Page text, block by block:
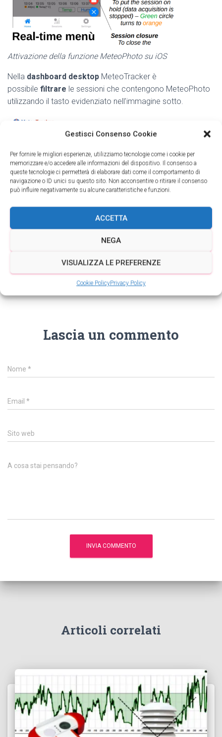
Gestisci Consenso Cookie
Per fornire le migliori esperienze, utilizziamo tecnologie come i cookie per
memorizzare e/o accedere alle informazioni del dispositivo. Il consenso a
queste tecnologie ci permetterà di elaborare dati come il comportamento di
navigazione o ID unici su questo sito. Non acconsentire o ritirare il consenso
può influire negativamente su alcune caratteristiche e funzioni.
ACCETTA
NEGA
VISUALIZZA LE PREFERENZE
Cookie PolicyPrivacy Policy
Attivazione della funzione MeteoPhoto su iOS
Nella dashboard desktop MeteoTracker è
possibile filtrare le sessioni che contengono MeteoPhoto
utilizzando il tasto evidenziato nell’immagine sotto.
Categorie: BLOG
0 commenti
Lascia un commento
Nome *
Email *
Sito web
A cosa stai pensando?
Articoli correlati